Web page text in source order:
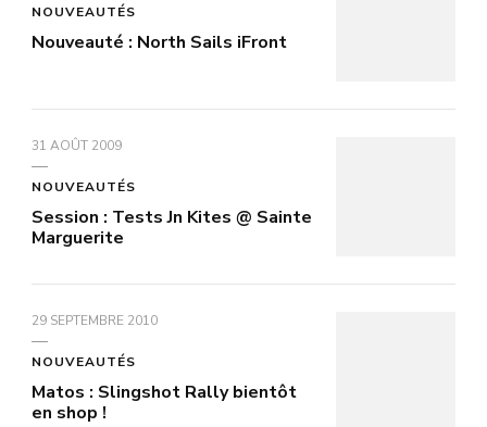
NOUVEAUTÉS
Nouveauté : North Sails iFront
31 AOÛT 2009
NOUVEAUTÉS
Session : Tests Jn Kites @ Sainte
Marguerite
29 SEPTEMBRE 2010
NOUVEAUTÉS
Matos : Slingshot Rally bientôt
en shop !